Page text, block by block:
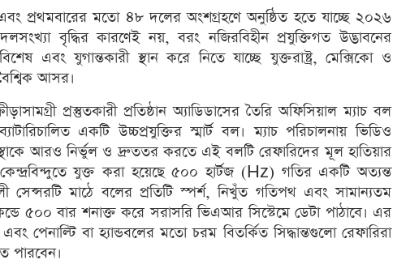
প্রথমবারের মতো ৪৮ দলের অংশগ্রহণে অনুষ্ঠিত হতে যাচ্ছে ২০২৬
বৃদ্ধির কারণেই নয়, বরং নজিরবিহীন প্রযুক্তিগত উদ্ভাবনের
এবং যুগান্তকারী স্থান করে নিতে যাচ্ছে যুক্তরাষ্ট্র, মেক্সিকো ও
আসর।
প্রস্তুতকারী প্রতিষ্ঠান অ্যাডিডাসের তৈরি অফিসিয়াল ম্যাচ বল
একটি উচ্চপ্রযুক্তির স্মার্ট বল। ম্যাচ পরিচালনায় ভিডিও
আরও নির্ভুল ও দ্রুততর করতে এই বলটি রেফারিদের মূল হাতিয়ার
যুক্ত করা হয়েছে ৫০০ হার্টজ (Hz) গতির একটি অত্যন্ত
সেন্সরটি মাঠে বলের প্রতিটি স্পর্শ, নিখুঁত গতিপথ এবং সামান্যতম
৫০০ বার শনাক্ত করে সরাসরি ভিএআর সিস্টেমে ডেটা পাঠাবে। এর
পেনাল্টি বা হ্যান্ডবলের মতো চরম বিতর্কিত সিদ্ধান্তগুলো রেফারিরা
পারবেন।